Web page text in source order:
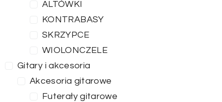
ALTÓWKI
KONTRABASY
SKRZYPCE
WIOLONCZELE
Gitary i akcesoria
Akcesoria gitarowe
Futerały gitarowe